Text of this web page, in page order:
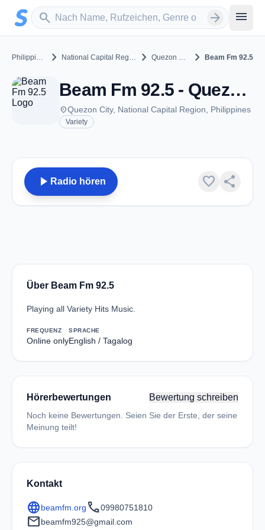
Zum Hauptinhalt springen
search
Sender suchen arrow_forward menu
Philippines chevron_right National Capital Region chevron_right Quezon City chevron_right Beam Fm 92.5
Beam Fm 92.5 - Quezon City
placeQuezon City, National Capital Region, Philippines
Variety
play_arrow Radio hören favorite share
Über Beam Fm 92.5
Playing all Variety Hits Music.
FREQUENZ
Online only
SPRACHE
English / Tagalog
Hörerbewertungen Bewertung schreiben
Noch keine Bewertungen. Seien Sie der Erste, der seine
Meinung teilt!
Kontakt
languagebeamfm.org call09980751810
mailbeamfm925@gmail.com